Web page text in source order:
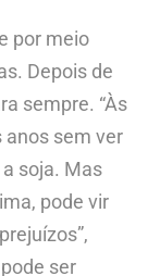
por meio
Depois de
sempre. “Às
anos sem ver
soja. Mas
pode vir
ser